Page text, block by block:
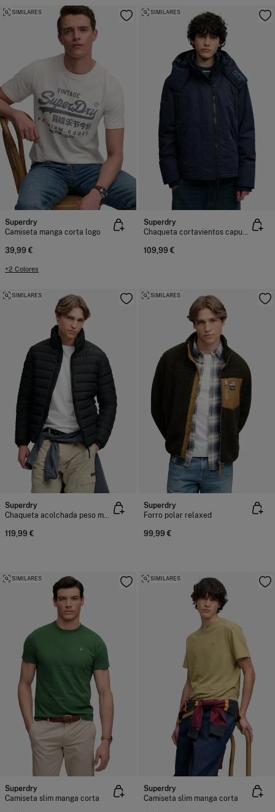
SIMILARES
Superdry
Camiseta manga corta logo
39,99 €
+2 Colores
SIMILARES
Superdry
Chaqueta cortavientos capucha
109,99 €
SIMILARES
Superdry
Chaqueta acolchada peso medio
119,99 €
SIMILARES
Superdry
Forro polar relaxed
99,99 €
SIMILARES
Superdry
Camiseta slim manga corta
SIMILARES
Superdry
Camiseta slim manga corta